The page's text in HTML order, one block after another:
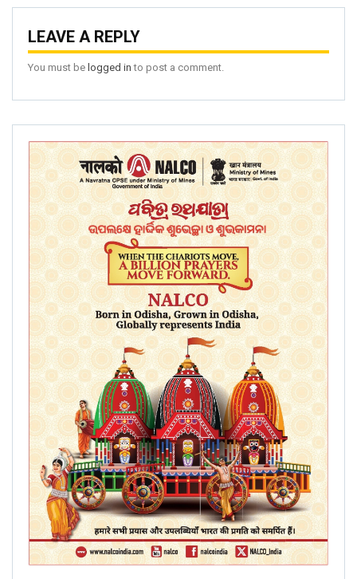
LEAVE A REPLY
You must be logged in to post a comment.